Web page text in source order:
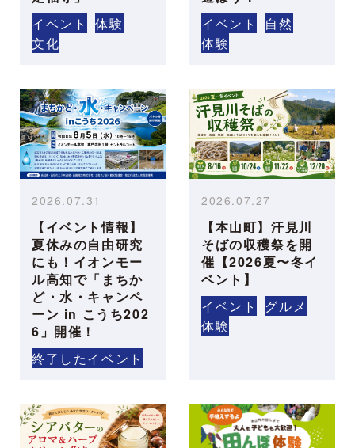
イベント
体験
文化
イベント
自然
体験
【イベント情報】
夏休みの自由研究
にも！イオンモー
ル高知で「まちか
ど・水・キャンペ
ーン in こうち202
6」開催！
2026.07.31
終了したイベント
【本山町】汗見川
そばの収穫祭を開
催【2026夏〜冬イ
ベント】
2026.07.27
イベント
グルメ
体験